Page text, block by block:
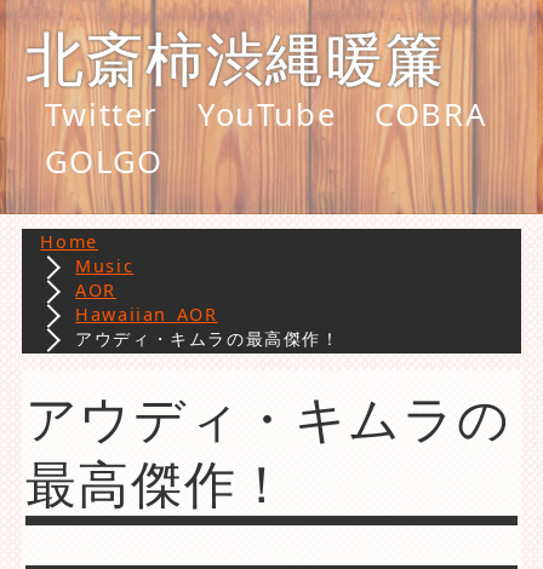
北斎柿渋縄暖簾
Twitter YouTube
COBRA
GOLGO
Home
Music
AOR
Hawaiian AOR
アウディ・キムラの最高傑作！
アウディ・キムラの
最高傑作！